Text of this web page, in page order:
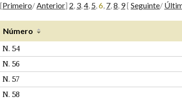
[Primeiro/Anterior] 2, 3,4, 5,6, 7,8, 9[ Seguinte/
Número
N. 54
N. 56
N. 57
N. 58